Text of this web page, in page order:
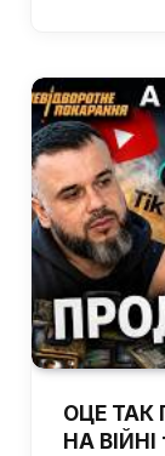
ОЦЕ ТАК
НА